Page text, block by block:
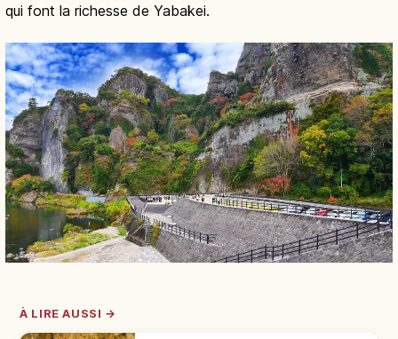
qui font la richesse de Yabakei.
À LIRE AUSSI →